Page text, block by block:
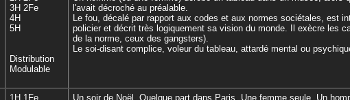
3H 2Fe
4H
5H
Distribution
Modulable
l'avait décroché au préalable.
Le fou, décalé par rapport aux codes et aux normes sociétales, est
policier et décrit très logiquement sa vision du monde. Il exècre les
de la norme, ceux des gangsters).
Le soi-disant complice, voleur du tableau, attardé mental ou
1H 1Fe
Un soir de Noël. Quelque part dans Paris. Une femme seule. Un